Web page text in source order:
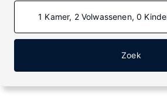
1 Kamer, 2 Volwassenen, 0
Zoek